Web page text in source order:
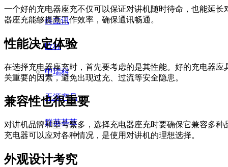
科立讯
欧标
中瑞科
无源产品
群英荟萃
一个好的充电器座充不仅可以保证对讲机随时待命，也能延
器座充能够提高工作效率，确保通讯畅通。
性能决定体验
在选择充电器座充时，首先要考虑的是其性能。好的充电器
关重要的因素，避免出现过充、过流等安全隐患。
兼容性也很重要
对讲机品牌和型号繁多，选择充电器座充时要确保它兼容多
充电器可以应对各种情况，是使用对讲机的理想选择。
外观设计考究